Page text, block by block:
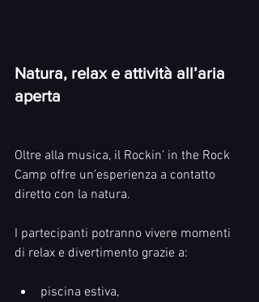
Natura, relax e attività all’aria
aperta
Oltre alla musica, il Rockin’ in the Rock
Camp offre un’esperienza a contatto
diretto con la natura.
I partecipanti potranno vivere momenti
di relax e divertimento grazie a:
piscina estiva,